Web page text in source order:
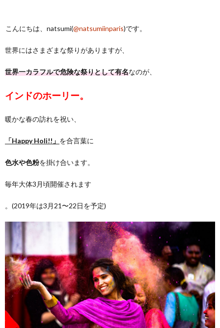
こんにちは、natsumi(@natsumiinparis)です。
世界にはさまざまな祭りがありますが、
世界一カラフルで危険な祭りとして有名なのが、
インドのホーリー。
暖かな春の訪れを祝い、
「Happy Holi!!」 を合言葉に
色水や色粉を掛け合います。
毎年大体3月頃開催されます
。(2019年は3月21〜22日を予定)